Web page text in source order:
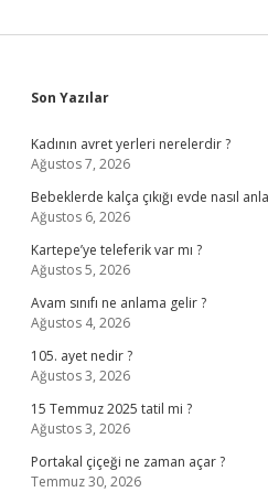
Sidebar
Son Yazılar
Kadının avret yerleri nerelerdir ?
Ağustos 7, 2026
Bebeklerde kalça çıkığı evde nasıl
Ağustos 6, 2026
Kartepe’ye teleferik var mı ?
Ağustos 5, 2026
Avam sınıfı ne anlama gelir ?
Ağustos 4, 2026
105. ayet nedir ?
Ağustos 3, 2026
15 Temmuz 2025 tatil mi ?
Ağustos 3, 2026
Portakal çiçeği ne zaman açar ?
Temmuz 30, 2026